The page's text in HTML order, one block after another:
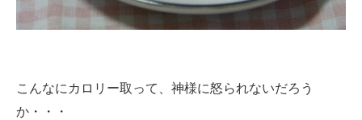
こんなにカロリー取って、神様に怒られないだろう
か・・・